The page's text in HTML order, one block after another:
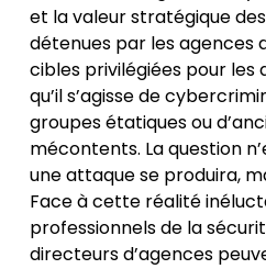
et la valeur stratégique
détenues par les agences
cibles privilégiées pour les
qu’il s’agisse de
groupes étatiques ou
mécontents. La question
une attaque se produira,
Face à cette réalité
professionnels de la
directeurs d’agences